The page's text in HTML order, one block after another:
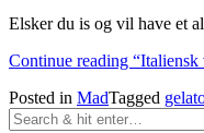
Elsker du is og vil have et
Continue reading
Posted in MadTagged